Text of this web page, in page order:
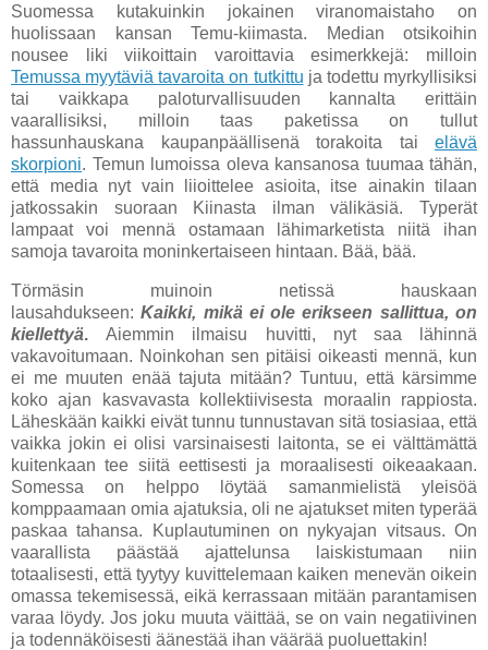
Suomessa kutakuinkin jokainen viranomaistaho on
huolissaan kansan Temu-kiimasta. Median otsikoihin
nousee liki viikoittain varoittavia esimerkkejä: milloin
Temussa myytäviä tavaroita on tutkittu ja todettu myrkyllisiksi
tai vaikkapa paloturvallisuuden kannalta erittäin
vaarallisiksi, milloin taas paketissa on tullut
hassunhauskana kaupanpäällisenä torakoita tai elävä
skorpioni. Temun lumoissa oleva kansanosa tuumaa tähän,
että media nyt vain liioittelee asioita, itse ainakin tilaan
jatkossakin suoraan Kiinasta ilman välikäsiä. Typerät
lampaat voi mennä ostamaan lähimarketista niitä ihan
samoja tavaroita moninkertaiseen hintaan. Bää, bää.
Törmäsin muinoin netissä hauskaan
lausahdukseen:Kaikki, mikä ei ole erikseen sallittua, on
kiellettyä.Aiemmin ilmaisu huvitti, nyt saa lähinnä
vakavoitumaan. Noinkohan sen pitäisi oikeasti mennä, kun
ei me muuten enää tajuta mitään? Tuntuu, että kärsimme
koko ajan kasvavasta kollektiivisesta moraalin rappiosta.
Läheskään kaikki eivät tunnu tunnustavan sitä tosiasiaa, että
vaikka jokin ei olisi varsinaisesti laitonta, se ei välttämättä
kuitenkaan tee siitä eettisesti ja moraalisesti oikeaakaan.
Somessa on helppo löytää samanmielistä yleisöä
komppaamaan omia ajatuksia, oli ne ajatukset miten typerää
paskaa tahansa. Kuplautuminen on nykyajan vitsaus. On
vaarallista päästää ajattelunsa laiskistumaan niin
totaalisesti, että tyytyy kuvittelemaan kaiken menevän oikein
omassa tekemisessä, eikä kerrassaan mitään parantamisen
varaa löydy. Jos joku muuta väittää, se on vain negatiivinen
ja todennäköisesti äänestää ihan väärää puoluettakin!